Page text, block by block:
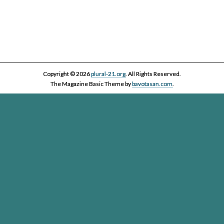
Copyright © 2026plural-21.org. All Rights Reserved.
The Magazine Basic Theme bybavotasan.com.